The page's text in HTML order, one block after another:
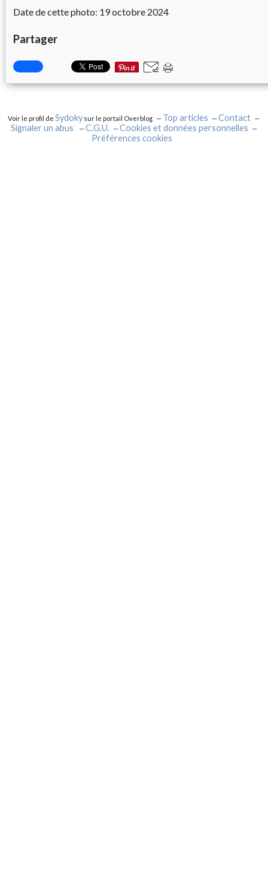
Date de cette photo: 19 octobre 2024
Partager
Voir le profil deSydokysur le portail Overblog Top articles
Contact
Signaler un abus
C.G.U.
Cookies et données personnelles
Préférences cookies